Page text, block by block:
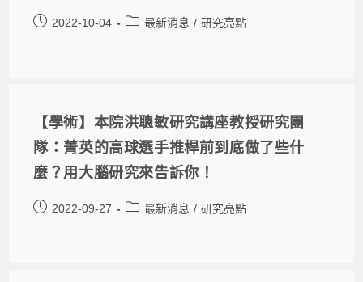
2022-10-04 最新消息 / 研究亮點
【學術】本院洪聰敏研究講座教授研究團
隊：菁英的高球選手推桿前到底做了些什
麼？用大腦研究來告訴你！
2022-09-27 最新消息 / 研究亮點